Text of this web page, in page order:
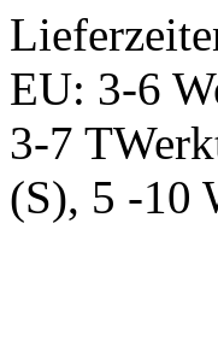
EU: 3-6
3-7
(S), 5 -10